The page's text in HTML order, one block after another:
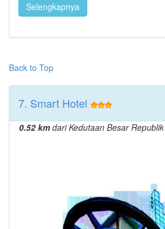
Selengkapnya
Back to Top
7. Smart Hotel
0.52 kmdari Kedutaan Besar